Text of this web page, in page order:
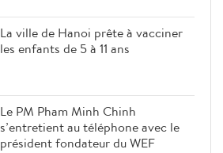
La ville de Hanoi prête à vacciner
les enfants de 5 à 11 ans
Le PM Pham Minh Chinh
s’entretient au téléphone avec le
président fondateur du WEF